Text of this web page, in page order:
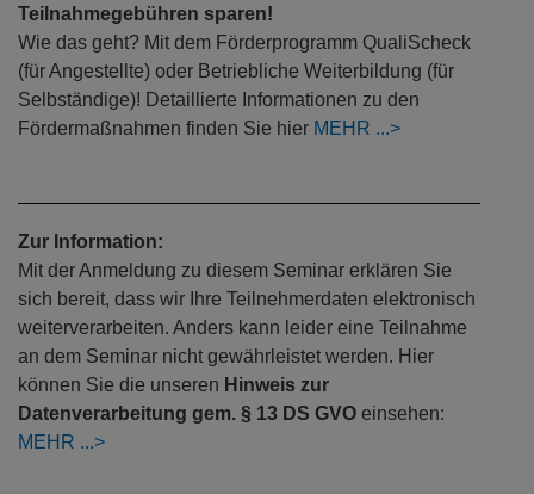
Teilnahmegebühren sparen!
Wie das geht? Mit dem Förderprogramm QualiScheck
(für Angestellte) oder Betriebliche Weiterbildung (für
Selbständige)! Detaillierte Informationen zu den
Fördermaßnahmen finden Sie hier MEHR
Zur Information:
Mit der Anmeldung zu diesem Seminar erklären Sie
sich bereit, dass wir Ihre Teilnehmerdaten elektronisch
weiterverarbeiten. Anders kann leider eine Teilnahme
an dem Seminar nicht gewährleistet werden. Hier
können Sie die unseren Hinweis zur
Datenverarbeitung gem. § 13 DS GVO einsehen:
MEHR